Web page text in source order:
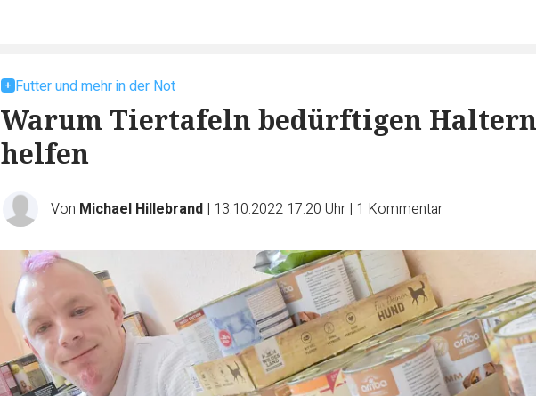
Futter und mehr in der Not
Warum Tiertafeln bedürftigen Haltern
helfen
Von Michael Hillebrand | 13.10.2022 17:20 Uhr | 1 Kommentar